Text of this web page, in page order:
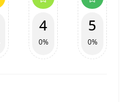
4
0%
5
0%